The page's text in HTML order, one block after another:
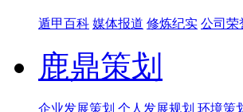
遁甲百科 媒体报道 修炼纪实 公司荣
鹿鼎策划
企业发展策划 个人发展规划 环境策